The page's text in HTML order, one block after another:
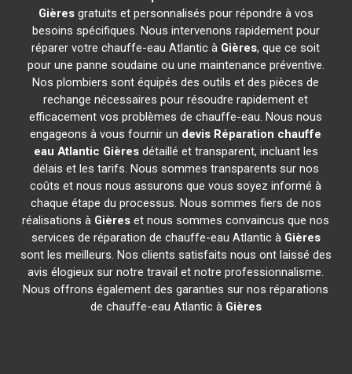
Gièresgratuits et personnalisés pour répondre à vos
besoins spécifiques. Nous intervenons rapidement pour
réparer votre chauffe-eau Atlantic à Gières, que ce soit
pour une panne soudaine ou une maintenance préventive.
Nos plombiers sont équipés des outils et des pièces de
rechange nécessaires pour résoudre rapidement et
efficacement vos problèmes de chauffe-eau. Nous nous
engageons à vous fournir un devis Réparation chauffe
eau Atlantic Gièresdétaillé et transparent, incluant les
délais et les tarifs. Nous sommes transparents sur nos
coûts et nous nous assurons que vous soyez informé à
chaque étape du processus. Nous sommes fiers de nos
réalisations à Gières et nous sommes convaincus que nos
services de réparation de chauffe-eau Atlantic à Gières
sont les meilleurs. Nos clients satisfaits nous ont laissé des
avis élogieux sur notre travail et notre professionnalisme.
Nous offrons également des garanties sur nos réparations
de chauffe-eau Atlantic à Gières